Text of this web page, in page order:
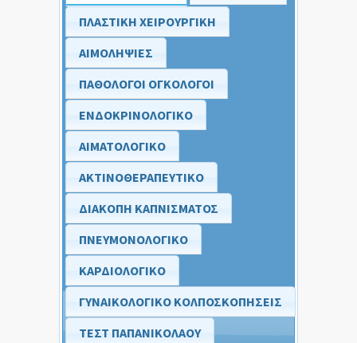
ΠΛΑΣΤΙΚΗ ΧΕΙΡΟΥΡΓΙΚΗ
ΑΙΜΟΛΗΨΙΕΣ
ΠΑΘΟΛΟΓΟΙ ΟΓΚΟΛΟΓΟΙ
ΕΝΔΟΚΡΙΝΟΛΟΓΙΚΟ
ΑΙΜΑΤΟΛΟΓΙΚΟ
ΑΚΤΙΝΟΘΕΡΑΠΕΥΤΙΚΟ
ΔΙΑΚΟΠΗ ΚΑΠΝΙΣΜΑΤΟΣ
ΠΝΕΥΜΟΝΟΛΟΓΙΚΟ
ΚΑΡΔΙΟΛΟΓΙΚΟ
ΓΥΝΑΙΚΟΛΟΓΙΚΟ ΚΟΛΠΟΣΚΟΠΗΣΕΙΣ
ΤΕΣΤ ΠΑΠΑΝΙΚΟΛΑΟΥ